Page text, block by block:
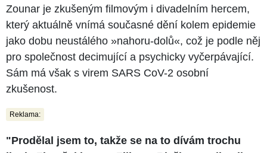
Zounar je zkušeným filmovým i divadelním hercem,
který aktuálně vnímá současné dění kolem epidemie
jako dobu neustálého »nahoru-dolů«, což je podle něj
pro společnost decimující a psychicky vyčerpávající.
Sám má však s virem SARS CoV-2 osobní
zkušenost.
Reklama:
"Prodělal jsem to, takže se na to dívám trochu